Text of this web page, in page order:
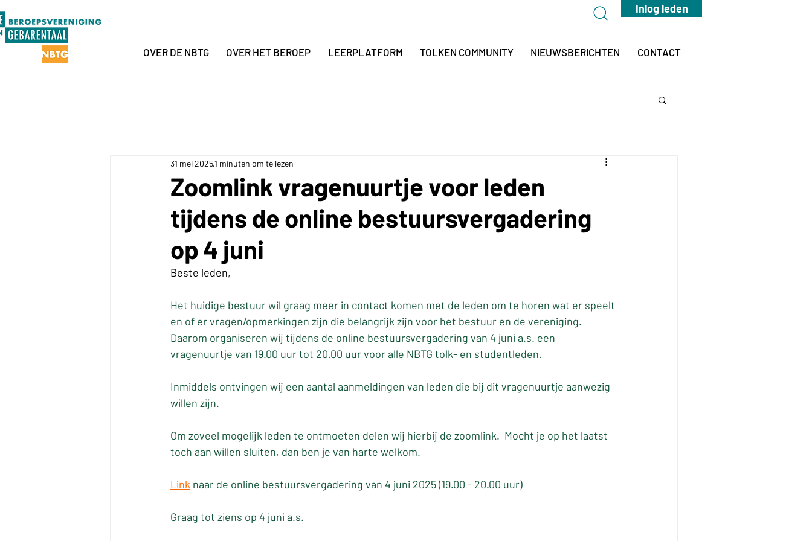
Inlog leden
OVER DE NBTG OVER HET BEROEP LEERPLATFORM TOLKEN COMMUNITY NIEUWSBERICHTEN CONTACT
Zoomlink vragenuurtje voor leden
tijdens de online bestuursvergadering
op 4 juni
31 mei 20251 minuten om te lezen
Beste leden,
Het huidige bestuur wil graag meer in contact komen met de leden om te horen wat er speelt
en of er vragen/opmerkingen zijn die belangrijk zijn voor het bestuur en de vereniging.
Daarom organiseren wij tijdens de online bestuursvergadering van 4 juni a.s. een
vragenuurtje van 19.00 uur tot 20.00 uur voor alle NBTG tolk- en studentleden.
Inmiddels ontvingen wij een aantal aanmeldingen van leden die bij dit vragenuurtje aanwezig
willen zijn.
Om zoveel mogelijk leden te ontmoeten delen wij hierbij de zoomlink.  Mocht je op het laatst
toch aan willen sluiten, dan ben je van harte welkom.
Link naar de online bestuursvergadering van 4 juni 2025 (19.00 - 20.00 uur)
Graag tot ziens op 4 juni a.s.